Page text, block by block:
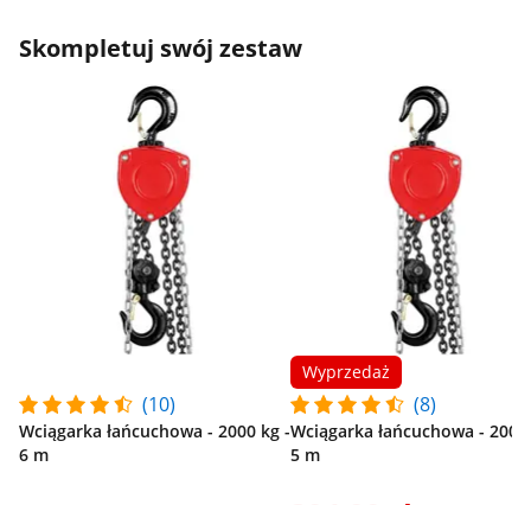
Skompletuj swój zestaw
(10)
Wciągarka łańcuchowa - 2000 kg -
6 m
Wyprzedaż
(8)
Wciągarka łańcuchowa -
5 m